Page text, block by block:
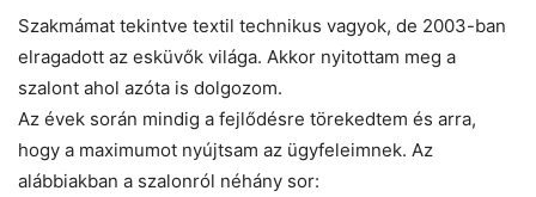
Szakmámat tekintve textil technikus vagyok, de 2003-ban
elragadott az esküvők világa. Akkor nyitottam meg a
szalont ahol azóta is dolgozom.
Az évek során mindig a fejlődésre törekedtem és arra,
hogy a maximumot nyújtsam az ügyfeleimnek. Az
alábbiakban a szalonról néhány sor: